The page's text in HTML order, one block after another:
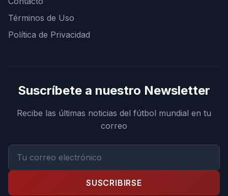
Términos de Uso
Política de Privacidad
Suscríbete a nuestro Newsletter
Recibe las últimas noticias del fútbol mundial en tu
correo
SUSCRIBIRSE